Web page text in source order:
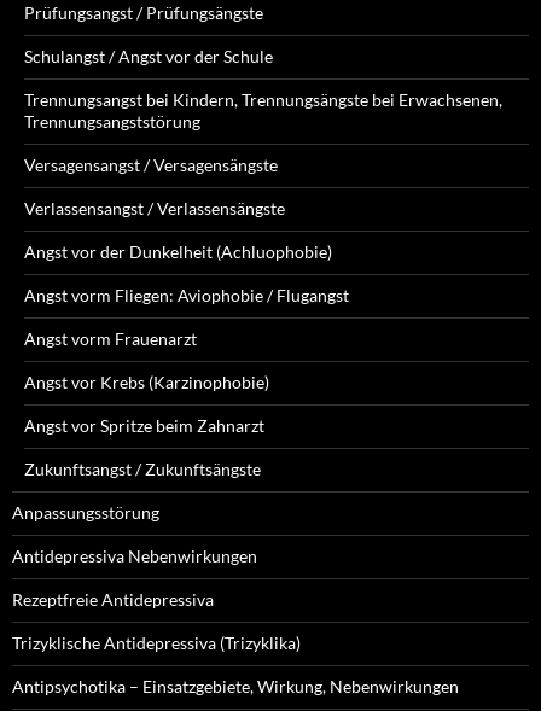
Prüfungsangst / Prüfungsängste
Schulangst / Angst vor der Schule
Trennungsangst bei Kindern, Trennungsängste bei Erwachsenen,
Trennungsangststörung
Versagensangst / Versagensängste
Verlassensangst / Verlassensängste
Angst vor der Dunkelheit (Achluophobie)
Angst vorm Fliegen: Aviophobie / Flugangst
Angst vorm Frauenarzt
Angst vor Krebs (Karzinophobie)
Angst vor Spritze beim Zahnarzt
Zukunftsangst / Zukunftsängste
Anpassungsstörung
Antidepressiva Nebenwirkungen
Rezeptfreie Antidepressiva
Trizyklische Antidepressiva (Trizyklika)
Antipsychotika – Einsatzgebiete, Wirkung, Nebenwirkungen